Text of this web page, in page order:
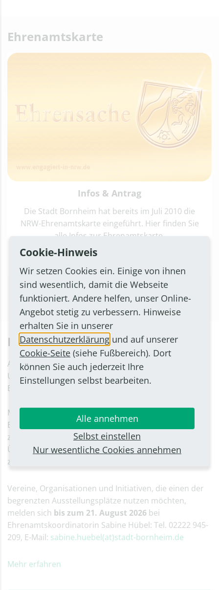
Ehrenamtskarte
Infos & Antrag
Die Stadt Bornheim hat bereits im Juli 2010 die
NRW-Ehrenamtskarte eingeführt. Hier finden Sie
alle Infos zur Ehrenamtskarte.
Mehr erfahren
Ehrenamtsbörse
Am Samstag, 12. September 2026, findet von 11 bis 14
Uhr auf dem Peter-Fryns-Platz die vierte Bornheimer
Ehrenamtsbörse statt.
Mit der Ehrenamtsbörse 2026 möchte die Stadt
Bornheim interessierten Bürgerinnen und Bürgern
zum vierten Mal die Möglichkeit geben, sich einen
Überblick über das vielfältige ehrenamtliche Angebot
zu verschaffen.
Vereine, Organisationen und Initiativen, die einen der
begrenzten Ausstellungsplätze nutzen möchten,
melden sich bis zum 21. August 2026 bei
Ehrenamtskoordinatorin Sabine Hübel: Tel. 02222 945-
209, E-Mail: sabine.huebel(at)stadt-bornheim.de
Mehr erfahren
Cookie-Hinweis
Wir setzen Cookies ein. Einige von ihnen
sind wesentlich, damit die Webseite
funktioniert. Andere helfen, unser Online-
Angebot stetig zu verbessern. Hinweise
erhalten Sie in unserer
Datenschutzerklärung und auf unserer
Cookie-Seite (siehe Fußbereich). Dort
können Sie auch jederzeit Ihre
Einstellungen selbst bearbeiten.
Alle annehmen
Selbst einstellen
Nur wesentliche Cookies annehmen